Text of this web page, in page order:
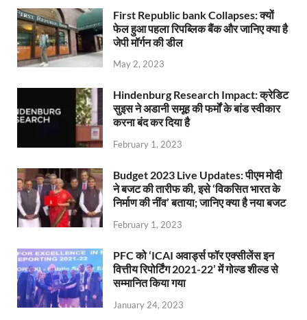
First Republic bank Collapses: क्यों
फेल हुआ पहला रिपब्लिक बैंक और जानिए क्या है
जेपी मॉर्गन की डील
May 2, 2023
Hindenburg Research Impact: क्रेडिट
सुइस ने अडानी समूह की फर्मों के बांड स्वीकार
करना बंद कर दिया है
February 1, 2023
Budget 2023 Live Updates: पीएम मोदी
ने बजट की तारीफ की, इसे ‘विकसित भारत के
निर्माण की नींव’ बताया; जानिए क्या है नया बजट
February 1, 2023
PFC को ‘ICAI अवार्ड्स फॉर एक्सीलेंस इन
वित्तीय रिपोर्टिंग 2021-22’ में गोल्ड शील्ड से
सम्मानित किया गया
January 24, 2023